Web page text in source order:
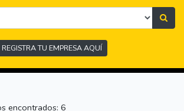
REGISTRA TU EMPRESA AQUÍ
encontrados: 6